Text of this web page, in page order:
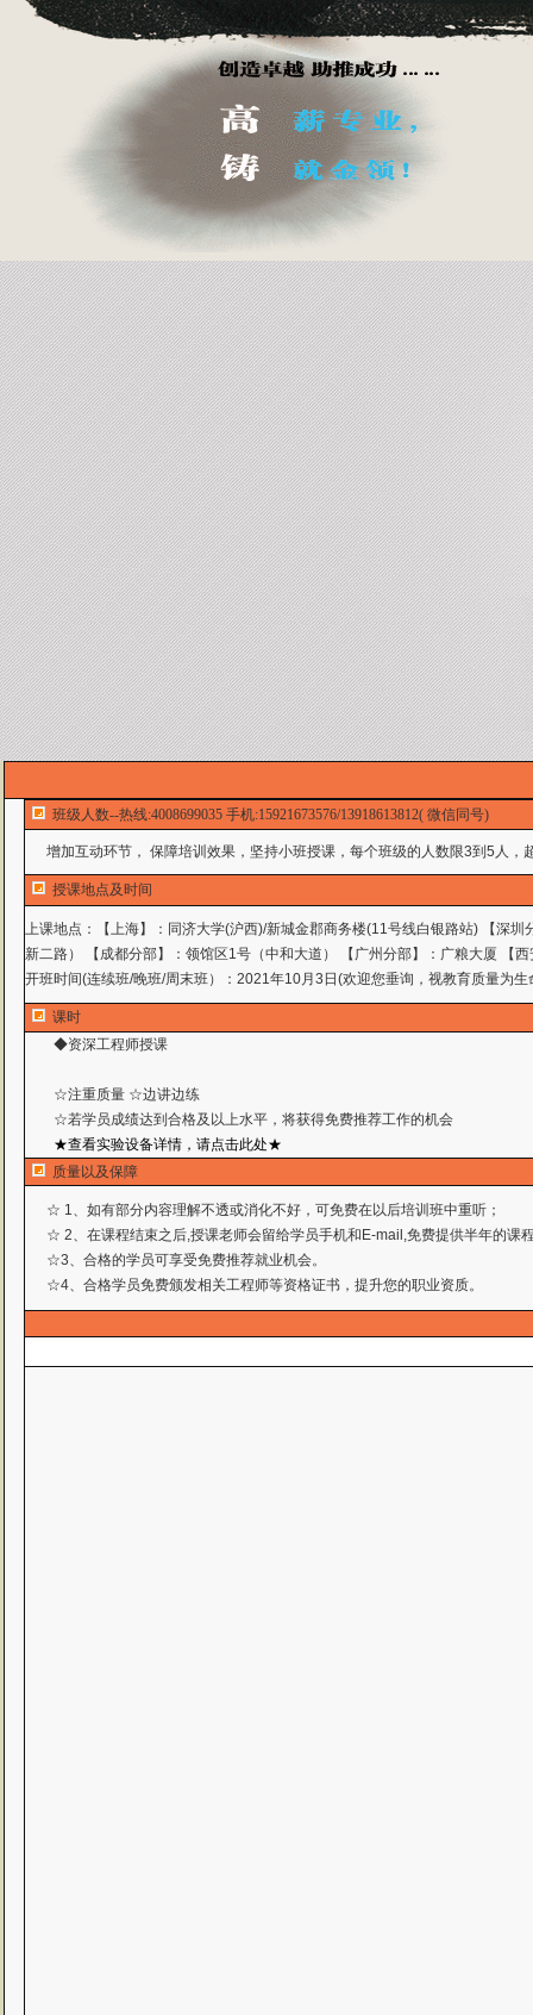
班级人数--热线:4008699035 手机:15921673576/13918613812( 微信同号)
增加互动环节， 保障培训效果，坚持小班授课，每个班级的人数限3到5人，
授课地点及时间
上课地点：
【上海】：同济大学(沪西)/新城金郡商务楼(11号线白银路站) 【深
新二路） 【成都分部】：领馆区1号（中和大道） 【广州分部】：广粮大厦 【
开班时间(连续班/晚班/周末班）：2021年10月3日(欢迎您垂询，视教育质量为生
课时
◆资深工程师授课
☆注重质量 ☆边讲边练
☆若学员成绩达到合格及以上水平，将获得免费推荐工作的机会
★查看实验设备详情，请点击此处★
质量以及保障
☆ 1、如有部分内容理解不透或消化不好，可免费在以后培训班中重听；
☆ 2、在课程结束之后,授课老师会留给学员手机和E-mail,免费提供半年的课
☆3、合格的学员可享受免费推荐就业机会。
☆4、合格学员免费颁发相关工程师等资格证书，提升您的职业资质。